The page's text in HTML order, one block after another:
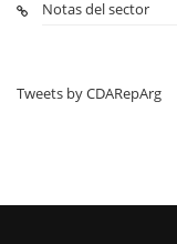
Notas del sector
Tweets by CDARepArg